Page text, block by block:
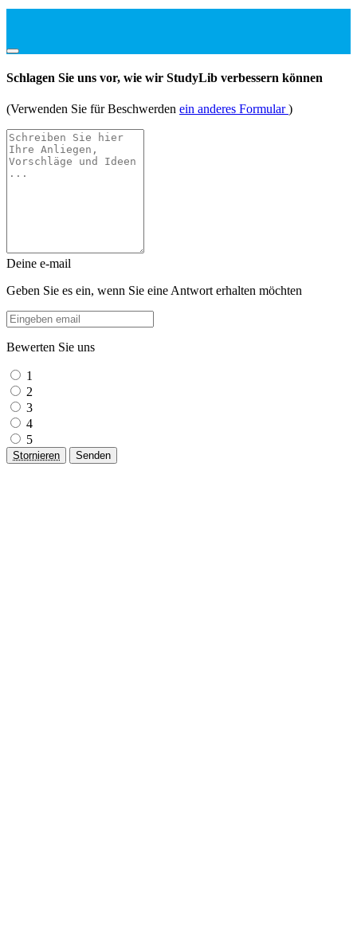
Schlagen Sie uns vor, wie wir StudyLib verbessern können
(Verwenden Sie für Beschwerden ein anderes Formular)
Deine e-mail
Geben Sie es ein, wenn Sie eine Antwort erhalten möchten
Bewerten Sie uns
1
2
3
4
5
Stornieren Senden